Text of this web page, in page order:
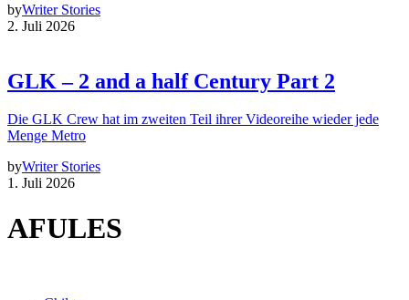
byWriter Stories
2. Juli 2026
GLK – 2 and a half Century Part 2
Die GLK Crew hat im zweiten Teil ihrer Videoreihe wieder jede
Menge Metro
byWriter Stories
1. Juli 2026
AFULES